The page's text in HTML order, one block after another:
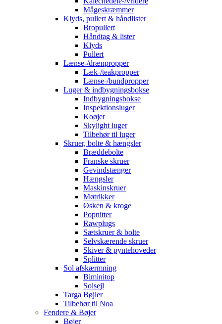
Mågeskræmmer
Klyds, pullert & håndlister
Bropullert
Håndtag & lister
Klyds
Pullert
Lænse-/drænpropper
Læk-/teakpropper
Lænse-/bundpropper
Luger & indbygningsbokse
Indbygningsbokse
Inspektionsluger
Koøjer
Skylight luger
Tilbehør til luger
Skruer, bolte & hængsler
Bræddebolte
Franske skruer
Gevindstænger
Hængsler
Maskinskruer
Møtrikker
Øsken & kroge
Popnitter
Rawplugs
Sætskruer & bolte
Selvskærende skruer
Skiver & pyntehoveder
Splitter
Sol afskærmning
Biminitop
Solsejl
Targa Bøjler
Tilbehør til Noa
Fendere & Bøjer
Bøjer